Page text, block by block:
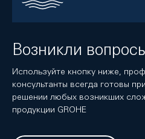
Возникли
Используйте кнопку ниже,
консультанты всегда готовы
решении любых возникших
продукции GROHE